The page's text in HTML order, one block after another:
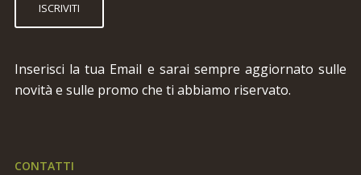
ISCRIVITI
Inserisci la tua Email e sarai sempre aggiornato sulle
novità e sulle promo che ti abbiamo riservato.
CONTATTI